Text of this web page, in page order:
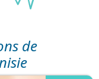
de